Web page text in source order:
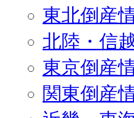
東北倒産
北陸・信
東京倒産
関東倒産